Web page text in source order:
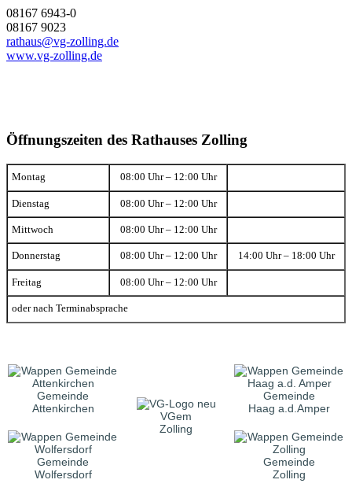
08167 6943-0
08167 9023
rathaus@vg-zolling.de
www.vg-zolling.de
Öffnungszeiten des Rathauses Zolling
Montag 08:00 Uhr – 12:00 Uhr
Dienstag 08:00 Uhr – 12:00 Uhr
Mittwoch 08:00 Uhr – 12:00 Uhr
Donnerstag 08:00 Uhr – 12:00 Uhr 14:00 Uhr – 18:00 Uhr
Freitag 08:00 Uhr – 12:00 Uhr
oder nach Terminabsprache
Gemeinde
Attenkirchen
VGem
Zolling
Gemeinde
Haag a.d.Amper
Gemeinde
Wolfersdorf
Gemeinde
Zolling